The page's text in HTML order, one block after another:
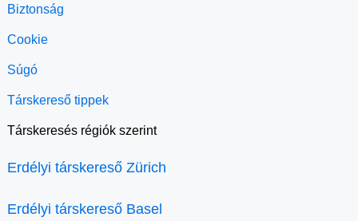
Biztonság
Cookie
Súgó
Társkereső tippek
Társkeresés régiók szerint
Erdélyi társkereső Zürich
Erdélyi társkereső Basel